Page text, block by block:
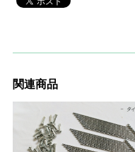
関連商品